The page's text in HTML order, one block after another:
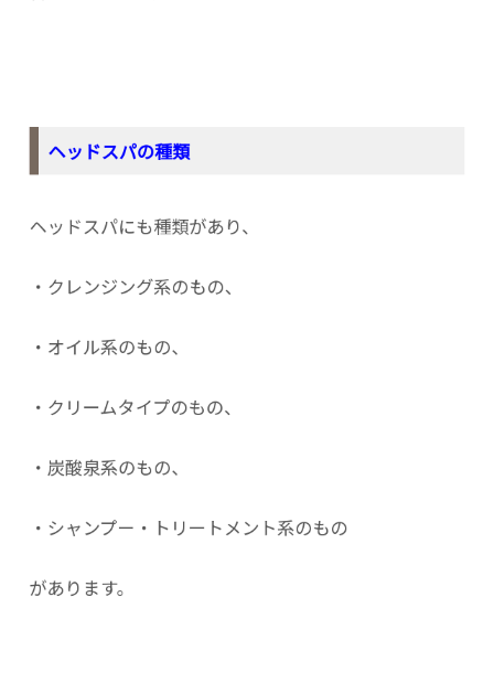
ヘッドスパの種類
ヘッドスパにも種類があり、
・クレンジング系のもの、
・オイル系のもの、
・クリームタイプのもの、
・炭酸泉系のもの、
・シャンプー・トリートメント系のもの
があります。